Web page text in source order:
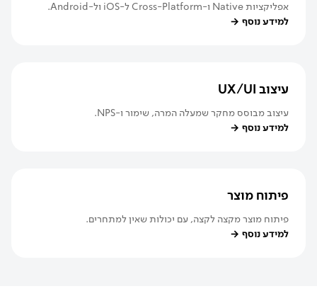
אפליקציות Native ו-Cross-Platform ל-iOS ול-Android.
למידע נוסף →
עיצוב UX/UI
עיצוב מבוסס מחקר שמעלה המרה, שימור ו-NPS.
למידע נוסף →
פיתוח מוצר
פיתוח מוצר מקצה לקצה, עם יכולות שאין למתחרים.
למידע נוסף →